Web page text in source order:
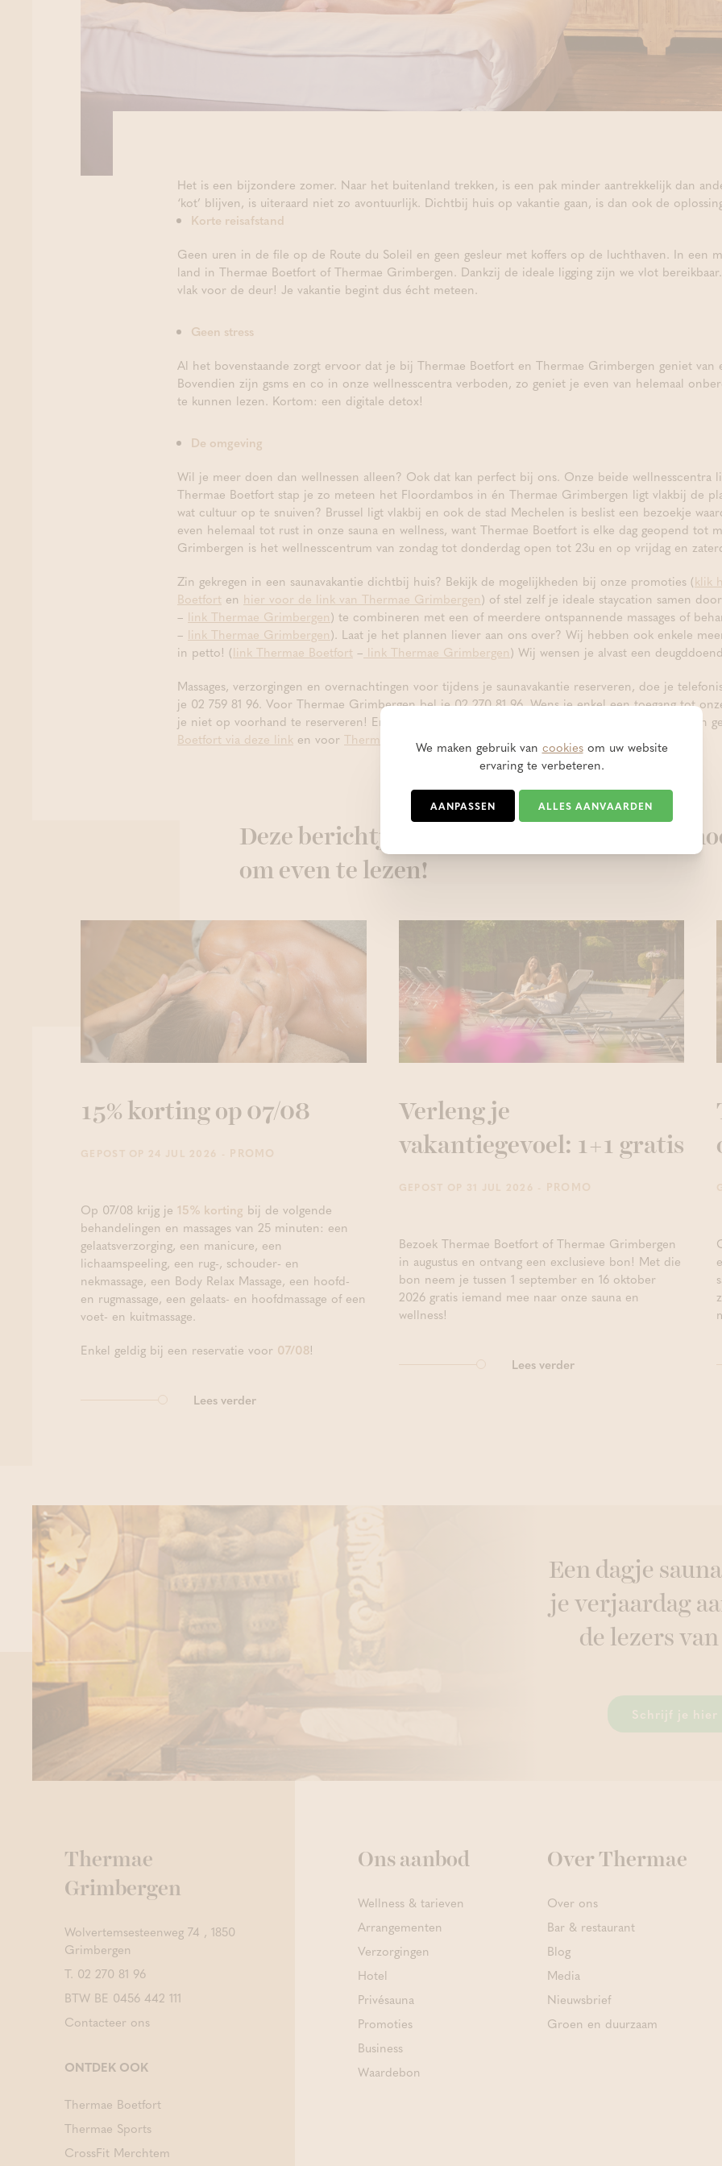
Het is een bijzondere zomer. Naar het buitenland trekken, is een pak minder aantrekkelijk dan
‘kot’ blijven, is uiteraard niet zo avontuurlijk. Dichtbij huis op vakantie gaan, is dan ook de
Korte reisafstand
Geen uren in de file op de Route du Soleil en geen gesleur met koffers op de luchthaven. In een
land in Thermae Boetfort of Thermae Grimbergen. Dankzij de ideale ligging zijn we vlot
vlak voor de deur! Je vakantie begint dus écht meteen.
Geen stress
Al het bovenstaande zorgt ervoor dat je bij Thermae Boetfort en Thermae Grimbergen geniet van
Bovendien zijn gsms en co in onze wellnesscentra verboden, zo geniet je even van helemaal
te kunnen lezen. Kortom: een digitale detox!
De omgeving
Wil je meer doen dan wellnessen alleen? Ook dat kan perfect bij ons. Onze beide wellnesscentra
Thermae Boetfort stap je zo meteen het Floordambos in én Thermae Grimbergen ligt vlakbij de
wat cultuur op te snuiven? Brussel ligt vlakbij en ook de stad Mechelen is beslist een bezoekje
even helemaal tot rust in onze sauna en wellness, want Thermae Boetfort is elke dag geopend tot
Grimbergen is het wellnesscentrum van zondag tot donderdag open tot 23u en op vrijdag en
Zin gekregen in een saunavakantie dichtbij huis? Bekijk de mogelijkheden bij onze promoties (klik
Boetfort en hier voor de link van Thermae Grimbergen) of stel zelf je ideale staycation samen
– link Thermae Grimbergen) te combineren met een of meerdere ontspannende massages of
– link Thermae Grimbergen). Laat je het plannen liever aan ons over? Wij hebben ook enkele
in petto! (link Thermae Boetfort – link Thermae Grimbergen) Wij wensen je alvast een
Massages, verzorgingen en overnachtingen voor tijdens je saunavakantie reserveren, doe je
je 02 759 81 96. Voor Thermae Grimbergen bel je 02 270 81 96. Wens je enkel een toegang tot
je niet op voorhand te reserveren! Enkele uurtjes in de privésauna reserveer je dan weer snel en
Boetfort via deze link en voor Thermae Grimbergen via deze link.
Deze berichtjes zijn zeker en vast ook de
om even te lezen!
15% korting op 07/08
GEPOST OP 24 JUL 2026 - PROMO
Op 07/08 krijg je 15% korting bij de volgende
behandelingen en massages van 25 minuten: een
gelaatsverzorging, een manicure, een
lichaamspeeling, een rug-, schouder- en
nekmassage, een Body Relax Massage, een hoofd-
en rugmassage, een gelaats- en hoofdmassage of een
voet- en kuitmassage.
Enkel geldig bij een reservatie voor 07/08!
Lees verder
Verleng je
vakantiegevoel: 1+1 gratis
GEPOST OP 31 JUL 2026 - PROMO
Bezoek Thermae Boetfort of Thermae Grimbergen
in augustus en ontvang een exclusieve bon! Met die
bon neem je tussen 1 september en 16 oktober
2026 gratis iemand mee naar onze sauna en
wellness!
Lees verder
Een dagje
je verjaardag
de lezers
Schrijf je hier
Thermae
Grimbergen
Wolvertemsesteenweg 74 , 1850
Grimbergen
T. 02 270 81 96
BTW BE 0456 442 111
Contacteer ons
ONTDEK OOK
Thermae Boetfort
Thermae Sports
CrossFit Merchtem
Ons aanbod
Wellness & tarieven
Arrangementen
Verzorgingen
Hotel
Privésauna
Promoties
Business
Waardebon
Over Thermae
Over ons
Bar & restaurant
Blog
Media
Nieuwsbrief
Groen en duurzaam
We maken gebruik van cookiesom uw website
ervaring te verbeteren.
AANPASSEN ALLES AANVAARDEN